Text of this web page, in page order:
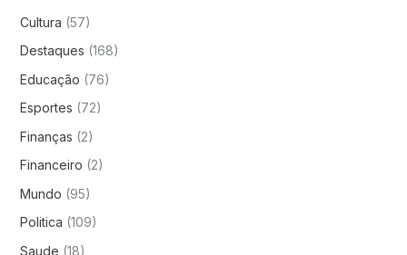
Cultura (57)
Destaques (168)
Educação (76)
Esportes (72)
Finanças (2)
Financeiro (2)
Mundo (95)
Politica (109)
Saude (18)